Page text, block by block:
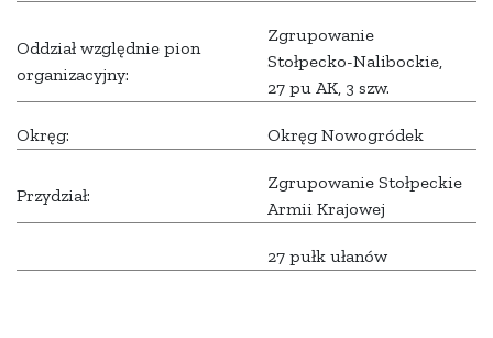
Oddział względnie pion
organizacyjny:
Zgrupowanie
Stołpecko-Nalibockie,
27 pu AK, 3 szw.
Okręg: Okręg Nowogródek
Przydział:
Zgrupowanie Stołpeckie
Armii Krajowej
27 pułk ułanów